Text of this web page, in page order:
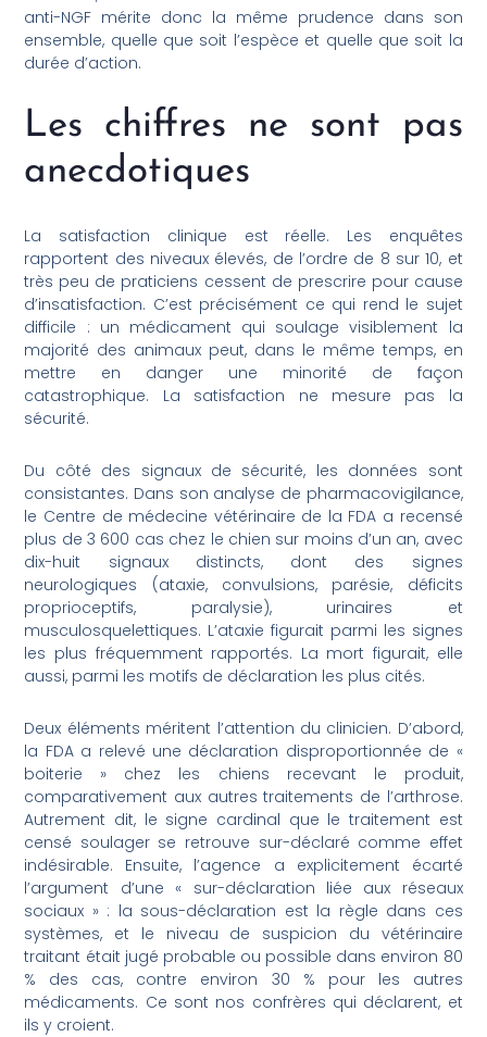
anti-NGF mérite donc la même prudence dans son
ensemble, quelle que soit l’espèce et quelle que soit la
durée d’action.
Les chiffres ne sont pas
anecdotiques
La satisfaction clinique est réelle. Les enquêtes
rapportent des niveaux élevés, de l’ordre de 8 sur 10, et
très peu de praticiens cessent de prescrire pour cause
d’insatisfaction. C’est précisément ce qui rend le sujet
difficile : un médicament qui soulage visiblement la
majorité des animaux peut, dans le même temps, en
mettre en danger une minorité de façon
catastrophique. La satisfaction ne mesure pas la
sécurité.
Du côté des signaux de sécurité, les données sont
consistantes. Dans son analyse de pharmacovigilance,
le Centre de médecine vétérinaire de la FDA a recensé
plus de 3 600 cas chez le chien sur moins d’un an, avec
dix-huit signaux distincts, dont des signes
neurologiques (ataxie, convulsions, parésie, déficits
proprioceptifs, paralysie), urinaires et
musculosquelettiques. L’ataxie figurait parmi les signes
les plus fréquemment rapportés. La mort figurait, elle
aussi, parmi les motifs de déclaration les plus cités.
Deux éléments méritent l’attention du clinicien. D’abord,
la FDA a relevé une déclaration disproportionnée de «
boiterie » chez les chiens recevant le produit,
comparativement aux autres traitements de l’arthrose.
Autrement dit, le signe cardinal que le traitement est
censé soulager se retrouve sur-déclaré comme effet
indésirable. Ensuite, l’agence a explicitement écarté
l’argument d’une « sur-déclaration liée aux réseaux
sociaux » : la sous-déclaration est la règle dans ces
systèmes, et le niveau de suspicion du vétérinaire
traitant était jugé probable ou possible dans environ 80
% des cas, contre environ 30 % pour les autres
médicaments. Ce sont nos confrères qui déclarent, et
ils y croient.